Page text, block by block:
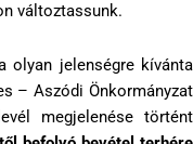
változtassunk.
olyan jelenségre kívánta
– Aszódi Önkormányzat
megjelenése történt